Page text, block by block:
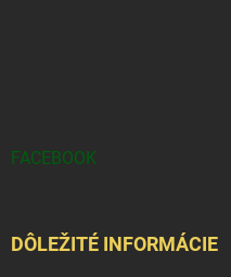
FACEBOOK
DÔLEŽITÉ INFORMÁCIE